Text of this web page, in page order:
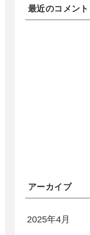
最近のコメント
アーカイブ
2025年4月